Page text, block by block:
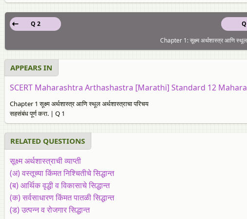
Q 2
Chapter 1: सूक्ष्म अर्थशास्त्र आणि स्थूल
APPEARS IN
SCERT Maharashtra Arthashastra [Marathi] Standard 12
Chapter 1 सूक्ष्म अर्थशास्त्र आणि स्थूल अर्थशास्त्राचा परिचय
सहसंबंध पूर्ण करा. | Q 1
RELATED QUESTIONS
सूक्ष्म अर्थशास्त्राची व्याप्ती
(अ) वस्तूच्या किंमत निश्चितीचे सिद्धान्त
(ब) आर्थिक वृद्धी व विकासाचे सिद्धान्त
(क) सर्वसाधारण किंमत पातळी सिद्धान्त
(ड) उत्पन्न व रोजगार सिद्धान्त